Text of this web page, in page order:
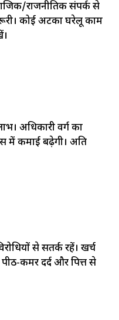
राजनीतिक संपर्क से
कोई अटका घरेलू काम
अधिकारी वर्ग का
में कमाई बढ़ेगी। अति
से सतर्क रहें। खर्च
कमर दर्द और पित्त से